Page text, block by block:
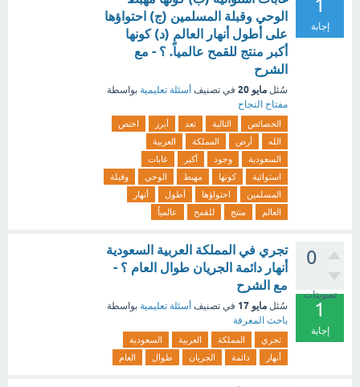
1
إجابة
الوحي وقبلة المسلمين (ج) احتواؤها
على أطول أنهار العالم (د) كونها
أكبر منتج للقمح عالمياً. ؟ - مع
الشرح
سُئل مايو 20 في تصنيف أسئلة تعليمية بواسطة
مفتاح النجاح
الخصائص التالية تعد أبرز
اختص
الله
أرض المملكة
العربية
السعودية
وجود أكبر
غابات
استوائية
كونها مهبط الوحي
وقبلة
المسلمين
احتواؤها أطول
أنهار
العالم
منتج للقمح عالمياً
0
تصويتات
1
إجابة
تجري في المملكة العربية السعودية
أنهار دائمة الجريان طوال العام ؟ -
مع الشرح
سُئل مايو 17 في تصنيف أسئلة تعليمية بواسطة
باحث المعرفة
تجري المملكة العربية
السعودية
أنهار
دائمة الجريان طوال العام